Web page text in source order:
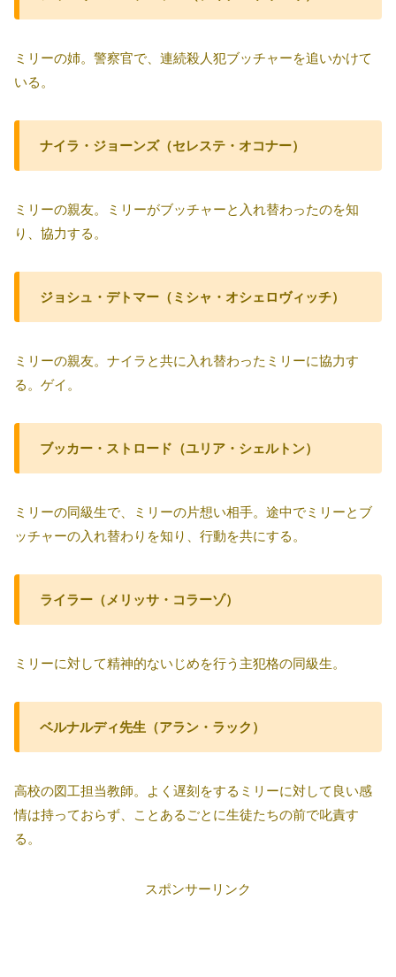
ミリーの姉。警察官で、連続殺人犯ブッチャーを追いかけて
いる。
ナイラ・ジョーンズ（セレステ・オコナー）
ミリーの親友。ミリーがブッチャーと入れ替わったのを知
り、協力する。
ジョシュ・デトマー（ミシャ・オシェロヴィッチ）
ミリーの親友。ナイラと共に入れ替わったミリーに協力す
る。ゲイ。
ブッカー・ストロード（ユリア・シェルトン）
ミリーの同級生で、ミリーの片想い相手。途中でミリーとブ
ッチャーの入れ替わりを知り、行動を共にする。
ライラー（メリッサ・コラーゾ）
ミリーに対して精神的ないじめを行う主犯格の同級生。
ベルナルディ先生（アラン・ラック）
高校の図工担当教師。よく遅刻をするミリーに対して良い感
情は持っておらず、ことあるごとに生徒たちの前で叱責す
る。
スポンサーリンク